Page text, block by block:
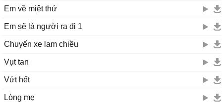
Em về miệt thứ
Em sẽ là người ra đi 1
Chuyến xe lam chiều
Vụt tan
Vứt hết
Lòng mẹ